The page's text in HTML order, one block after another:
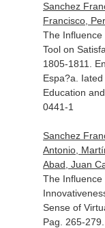
Sanchez
Francisco,
The Influence
Tool on
1805-1811.
Espa?a.
Education
0441-1
Sanchez
Antonio,
Abad, Juan
The
Sense of
Pag. 265-279.